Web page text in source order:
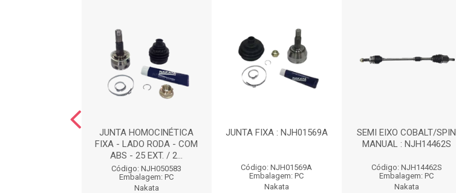
JUNTA HOMOCINÉTICA
FIXA - LADO RODA - COM
ABS - 25 EXT. / 2...
Código: NJH050583
Embalagem: PC
Nakata
JUNTA FIXA : NJH01569A
Código: NJH01569A
Embalagem: PC
Nakata
SEMI EIXO COBALT/SPIN
MANUAL : NJH14462S
Código: NJH14462S
Embalagem: PC
Nakata